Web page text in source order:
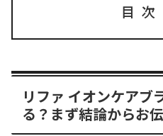
目次
リファ イオンケアブ
る？まず結論からお